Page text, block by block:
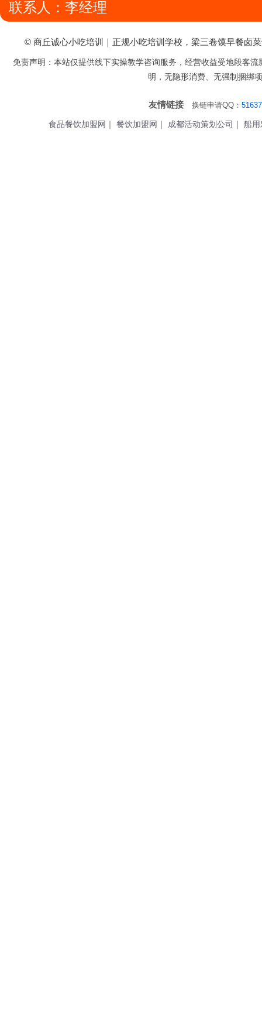
联系人：李经理
© 商丘诚心小吃培训｜正规小吃培训学校，梁三卷馍早餐卤
免责声明：本站仅提供线下实操教学咨询服务，经营收益受地段客
明，无隐形消费、无强制捆绑
友情链接 换链申请QQ：
食品餐饮加盟网 ｜ 餐饮加盟网 ｜ 成都活动策划公司 ｜ 船用